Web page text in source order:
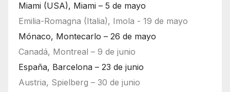
Miami (USA), Miami – 5 de mayo
Emilia-Romagna (Italia), Imola - 19 de mayo
Mónaco, Montecarlo – 26 de mayo
Canadá, Montreal – 9 de junio
España, Barcelona – 23 de junio
Austria, Spielberg – 30 de junio